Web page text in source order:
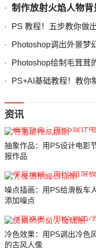
制作放射火焰人物
PS 教程！五步教你做
Photoshop调出外景梦
Photoshop绘制毛茸茸
PS+AI基础教程！教你
资讯
抽象作品：用PS设计电影
报作品
噪点插画：用PS给滑板车
添加噪点
冷色效果：用PS调出冷色
的古风人像